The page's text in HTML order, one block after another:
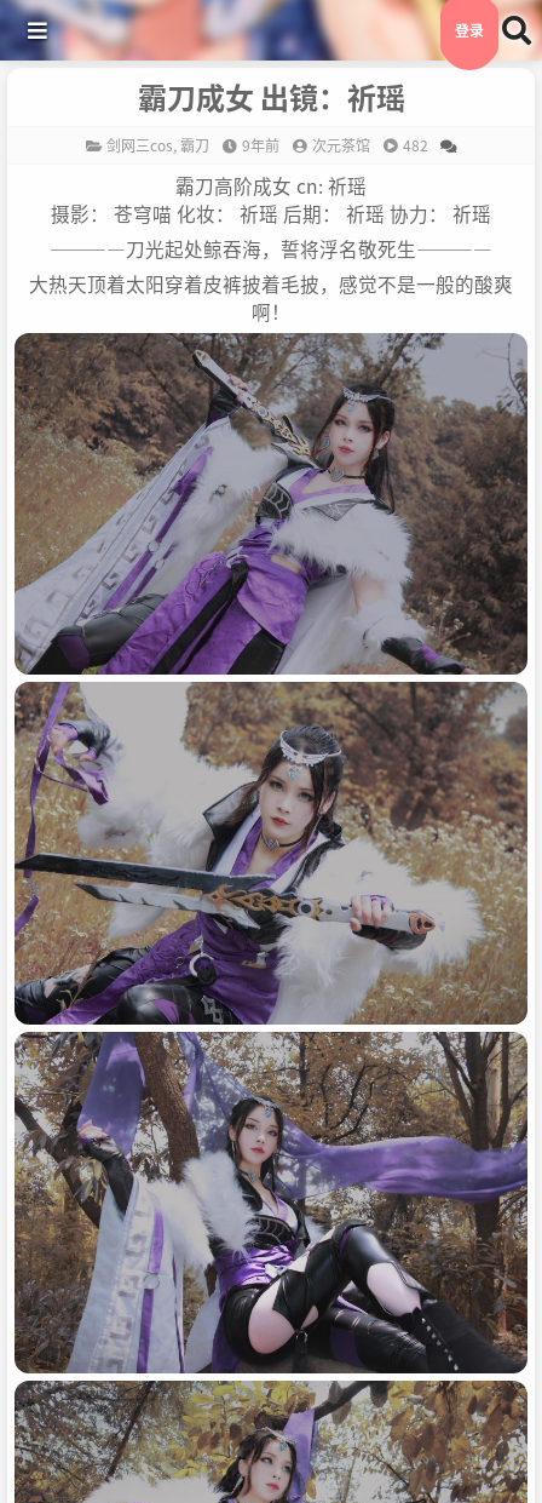
登录
霸刀成女 出镜：祈瑶
剑网三cos, 霸刀 9年前 次元茶馆 482
霸刀高阶成女 cn: 祈瑶
摄影： 苍穹喵 化妆： 祈瑶 后期： 祈瑶 协力： 祈瑶
————刀光起处鲸吞海，誓将浮名敬死生————
大热天顶着太阳穿着皮裤披着毛披，感觉不是一般的酸爽
啊！